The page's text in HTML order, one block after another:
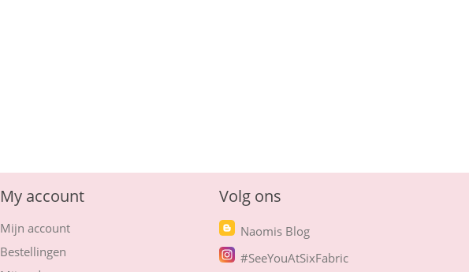
My account
Mijn account
Bestellingen
Volg ons
Naomis Blog
#SeeYouAtSixFabric